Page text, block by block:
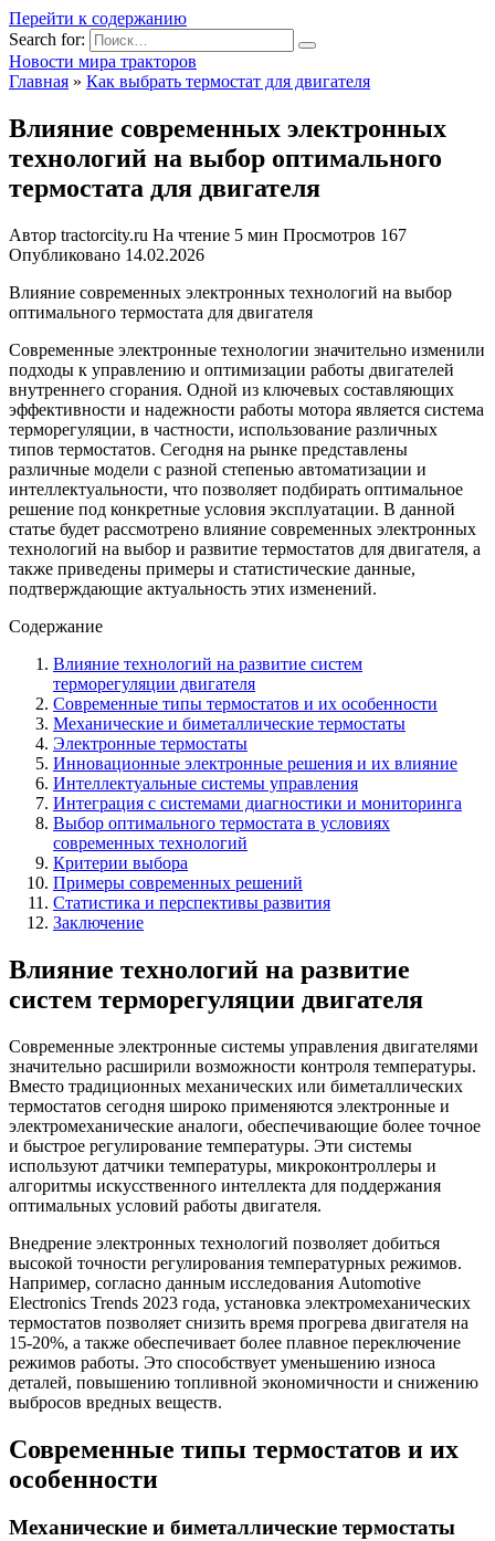
Перейти к содержанию
Search for:
Новости мира тракторов
Главная » Как выбрать термостат для двигателя
Влияние современных электронных
технологий на выбор оптимального
термостата для двигателя
Автор tractorcity.ru На чтение 5 мин Просмотров 167
Опубликовано 14.02.2026
Влияние современных электронных технологий на выбор
оптимального термостата для двигателя
Современные электронные технологии значительно изменили
подходы к управлению и оптимизации работы двигателей
внутреннего сгорания. Одной из ключевых составляющих
эффективности и надежности работы мотора является система
терморегуляции, в частности, использование различных
типов термостатов. Сегодня на рынке представлены
различные модели с разной степенью автоматизации и
интеллектуальности, что позволяет подбирать оптимальное
решение под конкретные условия эксплуатации. В данной
статье будет рассмотрено влияние современных электронных
технологий на выбор и развитие термостатов для двигателя, а
также приведены примеры и статистические данные,
подтверждающие актуальность этих изменений.
Содержание
Влияние технологий на развитие систем
терморегуляции двигателя
Современные типы термостатов и их особенности
Механические и биметаллические термостаты
Электронные термостаты
Инновационные электронные решения и их влияние
Интеллектуальные системы управления
Интеграция с системами диагностики и мониторинга
Выбор оптимального термостата в условиях
современных технологий
Критерии выбора
Примеры современных решений
Статистика и перспективы развития
Заключение
Влияние технологий на развитие
систем терморегуляции двигателя
Современные электронные системы управления двигателями
значительно расширили возможности контроля температуры.
Вместо традиционных механических или биметаллических
термостатов сегодня широко применяются электронные и
электромеханические аналоги, обеспечивающие более точное
и быстрое регулирование температуры. Эти системы
используют датчики температуры, микроконтроллеры и
алгоритмы искусственного интеллекта для поддержания
оптимальных условий работы двигателя.
Внедрение электронных технологий позволяет добиться
высокой точности регулирования температурных режимов.
Например, согласно данным исследования Automotive
Electronics Trends 2023 года, установка электромеханических
термостатов позволяет снизить время прогрева двигателя на
15-20%, а также обеспечивает более плавное переключение
режимов работы. Это способствует уменьшению износа
деталей, повышению топливной экономичности и снижению
выбросов вредных веществ.
Современные типы термостатов и их
особенности
Механические и биметаллические термостаты